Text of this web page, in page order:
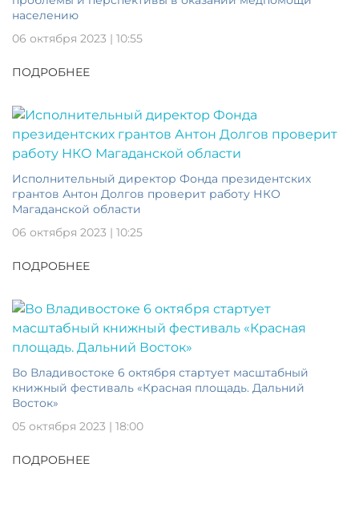
населению
06 октября 2023 | 10:55
ПОДРОБНЕЕ
Исполнительный директор Фонда президентских
грантов Антон Долгов проверит работу НКО
Магаданской области
06 октября 2023 | 10:25
ПОДРОБНЕЕ
Во Владивостоке 6 октября стартует масштабный
книжный фестиваль «Красная площадь. Дальний
Восток»
05 октября 2023 | 18:00
ПОДРОБНЕЕ